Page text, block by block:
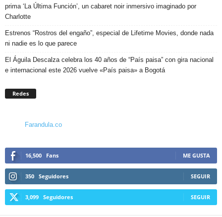
prima ‘La Última Función’, un cabaret noir inmersivo imaginado por
Charlotte
Estrenos “Rostros del engaño”, especial de Lifetime Movies, donde nada
ni nadie es lo que parece
El Águila Descalza celebra los 40 años de “País paisa” con gira nacional
e internacional este 2026 vuelve «País paisa» a Bogotá
Redes
Farandula.co
16,500 Fans ME GUSTA
350 Seguidores SEGUIR
3,099 Seguidores SEGUIR